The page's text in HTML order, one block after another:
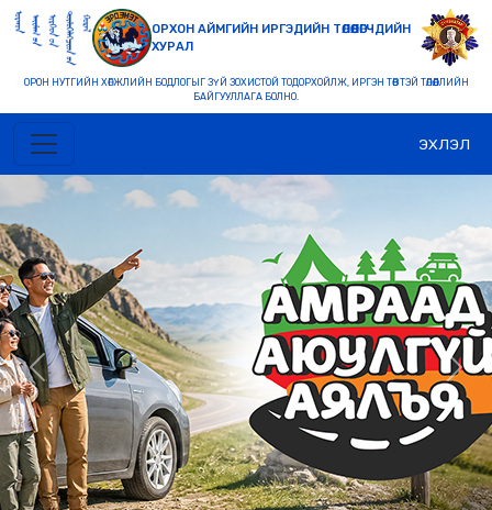
ОРХОН АЙМГИЙН ИРГЭДИЙН ТӨЛӨӨЛӨГЧДИЙН
ХУРАЛ
ОРОН НУТГИЙН ХӨГЖЛИЙН БОДЛОГЫГ ЗҮЙ ЗОХИСТОЙ ТОДОРХОЙЛЖ, ИРГЭН ТӨВТЭЙ ТӨЛӨӨЛЛИЙН
БАЙГУУЛЛАГА БОЛНО.
ЭХЛЭЛ
Previous Next